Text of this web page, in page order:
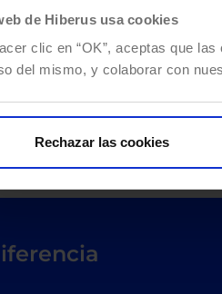
de Hiberus usa cookies
clic en “OK”, aceptas que
del mismo, y colaborar con
Rechazar las cookies
seguridad
de
tu plataforma
protegida y
rendimiento.